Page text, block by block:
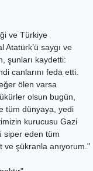
ve Türkiye
saygı ve
şunları kaydetti:
canlarını feda etti.
ölen varsa
olsun bugün,
tüm dünyaya, yedi
kurucusu Gazi
siper eden tüm
ve şükranla anıyorum."